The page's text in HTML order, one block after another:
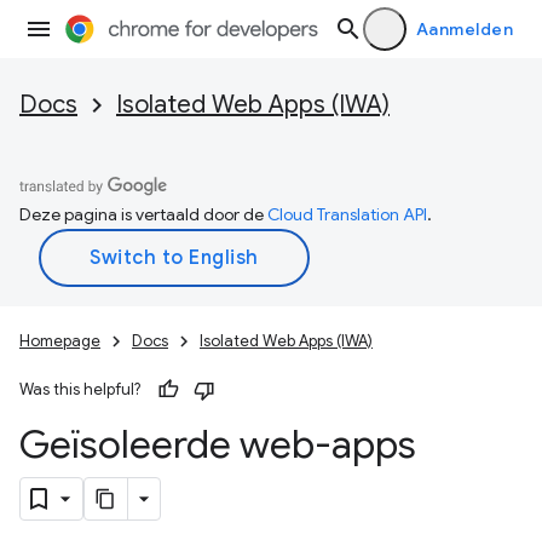
Aanmelden
Docs Isolated Web Apps (IWA)
Deze pagina is vertaald door deCloud Translation API.
Homepage Docs Isolated Web Apps (IWA)
Was this helpful?
Geïsoleerde web-apps